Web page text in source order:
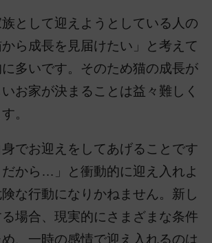
として迎えようとしている人の
ら成長を見届けたい」と考えて
多いです。そのため猫の成長が
お家が決まることは益々難しく
。
でお迎えをしてあげることです
から…」と衝動的に迎え入れよ
な行動になりかねません。新し
場合、現実的にさまざまな条件
、一時の感情で迎え入れるのは